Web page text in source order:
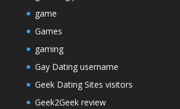
game
Games
gaming
Gay Dating username
Geek Dating Sites visitors
Geek2Geek review